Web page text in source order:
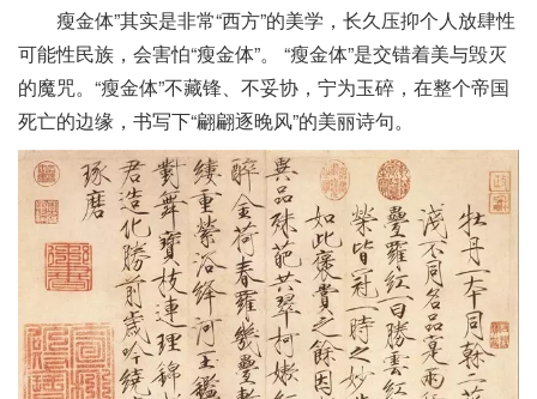
瘦金体”其实是非常“西方”的美学，长久压抑个人放肆性
可能性民族，会害怕“瘦金体”。 “瘦金体”是交错着美与毁灭
的魔咒。“瘦金体”不藏锋、不妥协，宁为玉碎，在整个帝国
死亡的边缘，书写下“翩翩逐晚风”的美丽诗句。